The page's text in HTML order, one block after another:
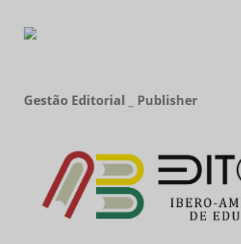
Gestão Editorial _ Publisher